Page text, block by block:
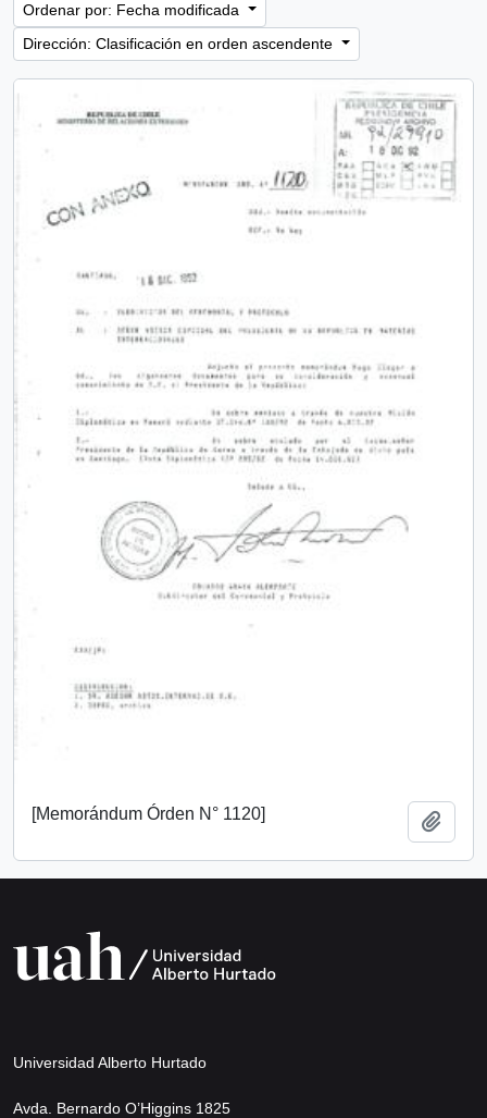
Ordenar por: Fecha modificada
Dirección: Clasificación en orden ascendente
[Memorándum Órden N° 1120]
Universidad Alberto Hurtado
Avda. Bernardo O’Higgins 1825